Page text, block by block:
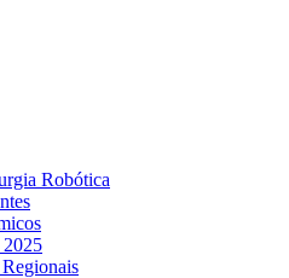
Robótica
2025